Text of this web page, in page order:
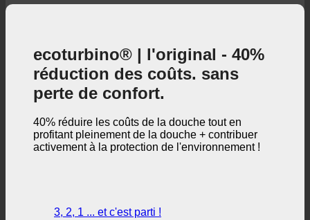
ecoturbino® | l'original - 40%
réduction des coûts. sans
perte de confort.
40% réduire les coûts de la douche tout en
profitant pleinement de la douche + contribuer
activement à la protection de l'environnement !
3, 2, 1 ... et c'est parti !